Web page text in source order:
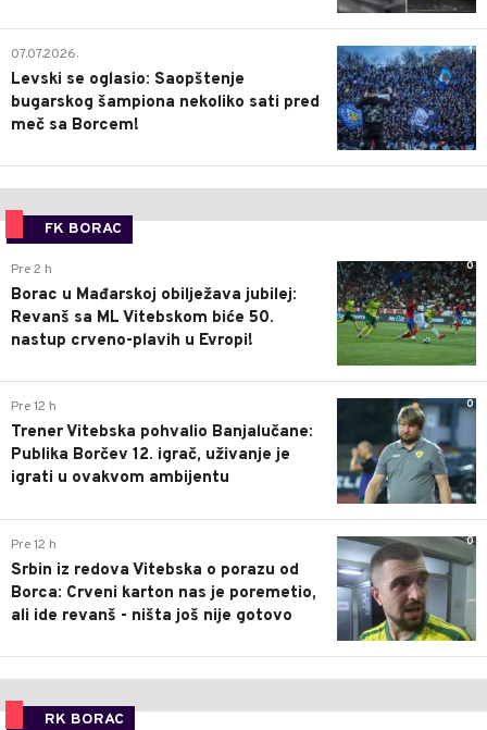
1
07.07.2026.
Levski se oglasio: Saopštenje
bugarskog šampiona nekoliko sati pred
meč sa Borcem!
FK BORAC
0
Pre 2 h
Borac u Mađarskoj obilježava jubilej:
Revanš sa ML Vitebskom biće 50.
nastup crveno-plavih u Evropi!
0
Pre 12 h
Trener Vitebska pohvalio Banjalučane:
Publika Borčev 12. igrač, uživanje je
igrati u ovakvom ambijentu
0
Pre 12 h
Srbin iz redova Vitebska o porazu od
Borca: Crveni karton nas je poremetio,
ali ide revanš - ništa još nije gotovo
RK BORAC